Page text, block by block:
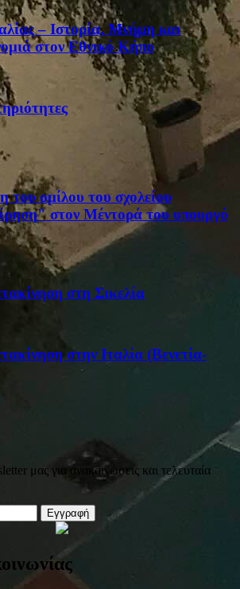
– Ιστορία, Μνήμη και
στον Εθνικό Κήπο
του ομίλου του σχολείου
στον Μέντορά του υπουργό
στη Σικελία
στην Ιταλία (Βενετία-
μας για ανακοινώσεις και τελευταία
Εγγραφή